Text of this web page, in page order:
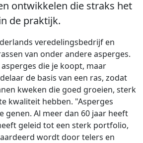
ontwikkelen die straks het
de praktijk.
veredelingsbedrijf en
van onder andere asperges.
die je koopt, maar
de basis van een ras, zodat
kweken die goed groeien, sterk
kwaliteit hebben. "Asperges
genen. Al meer dan 60 jaar heeft
geleid tot een sterk portfolio,
wordt door telers en